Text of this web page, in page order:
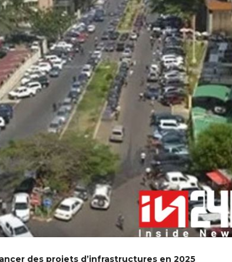
des projets d’infrastructures en 2025